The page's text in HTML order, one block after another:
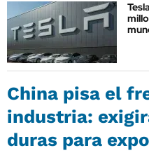
China pisa el
industria:
duras para